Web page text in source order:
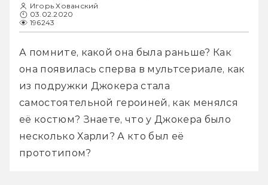
Игорь Хованский
03.02.2020
196243
А помните, какой она была раньше? Как
она появилась сперва в мультсериале, как
из подружки Джокера стала
самостоятельной героиней, как менялся
её костюм? Знаете, что у Джокера было
несколько Харли? А кто был её
прототипом?